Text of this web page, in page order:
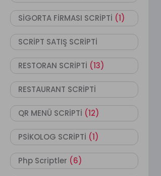
SİGORTA FİRMASI SCRİPTİ (1)
SCRİPT SATIŞ SCRİPTİ
RESTORAN SCRİPTİ (13)
RESTAURANT SCRİPTİ
QR MENÜ SCRİPTİ (12)
PSİKOLOG SCRİPTİ (1)
Php Scriptler (6)